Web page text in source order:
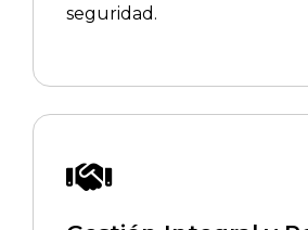
seguridad.